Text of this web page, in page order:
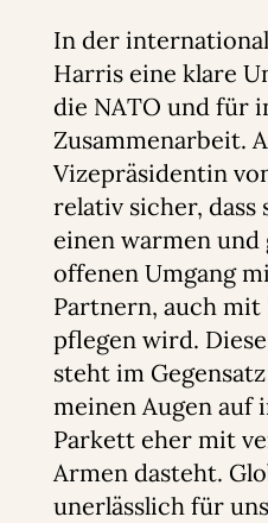
In der
Harris eine klare
die NATO und für
Zusammenarbeit.
Vizepräsidentin
relativ sicher,
einen warmen
offenen Umgang
Partnern, auch mit
pflegen wird.
steht im
meinen Augen auf
Parkett eher mit
Armen dasteht.
unerlässlich für